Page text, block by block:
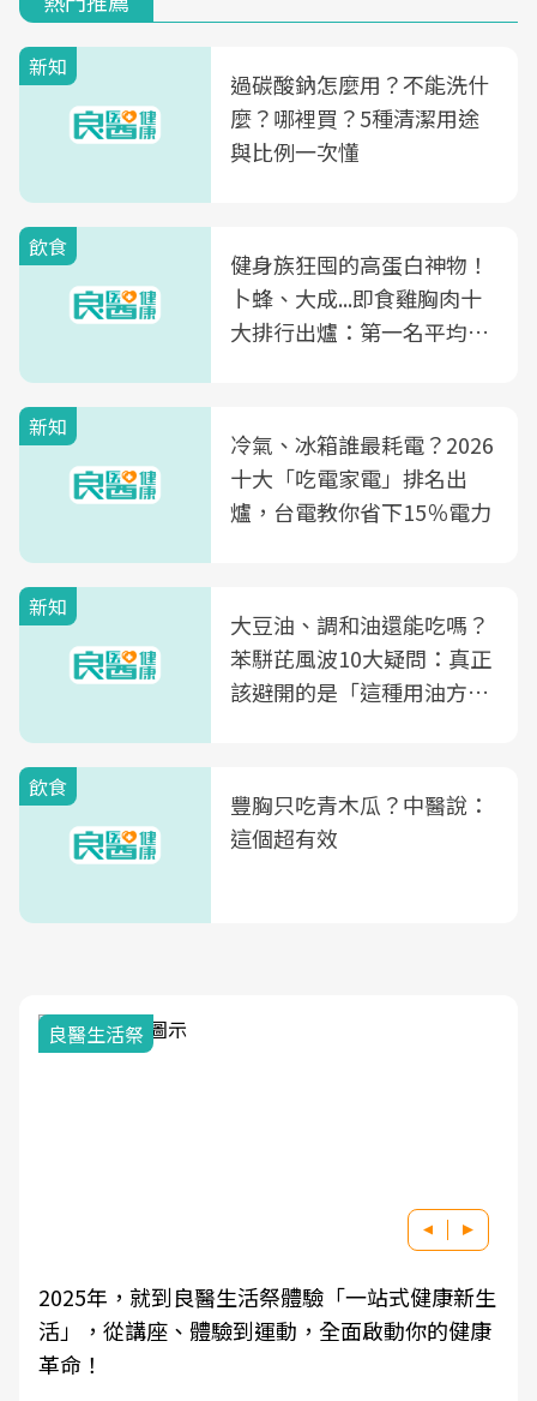
新知
過碳酸鈉怎麼用？不能洗什
麼？哪裡買？5種清潔用途
與比例一次懂
飲食
健身族狂囤的高蛋白神物！
卜蜂、大成...即食雞胸肉十
大排行出爐：第一名平均一
新知
冷氣、冰箱誰最耗電？2026
十大「吃電家電」排名出
爐，台電教你省下15％電力
新知
大豆油、調和油還能吃嗎？
苯駢芘風波10大疑問：真正
該避開的是「這種用油方
飲食
豐胸只吃青木瓜？中醫說：
這個超有效
良醫生活祭
2025年，就到良醫生活祭體驗「一站式健康新生
活」，從講座、體驗到運動，全面啟動你的健康
革命！